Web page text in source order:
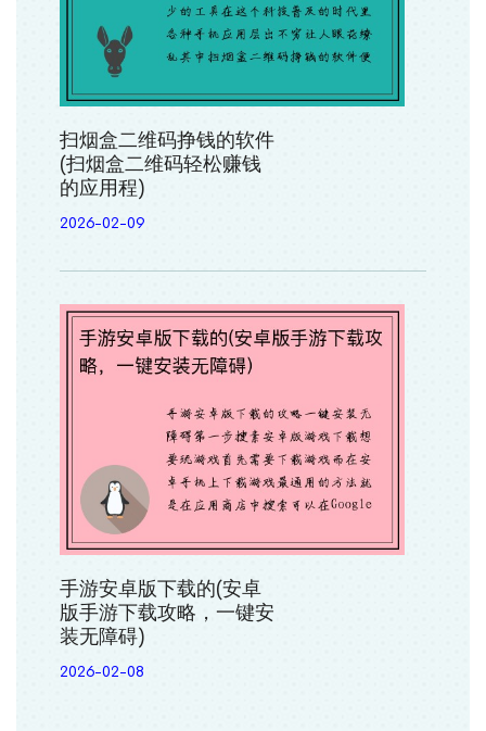
扫烟盒二维码挣钱的软件
(扫烟盒二维码轻松赚钱
的应用程)
2026-02-09
手游安卓版下载的(安卓
版手游下载攻略，一键安
装无障碍)
2026-02-08